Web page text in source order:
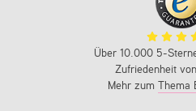
Über 10.000 5-
Zufriedenheit von
Mehr zum Thema